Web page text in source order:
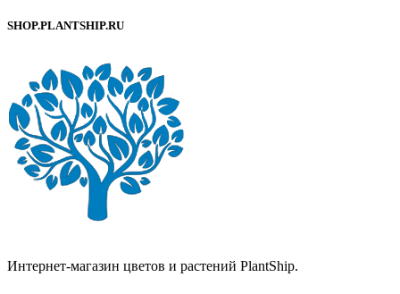
SHOP.PLANTSHIP.RU
Интернет-магазин цветов и растений PlantShip.